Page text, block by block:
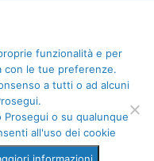
Sport Universitario - Via
- C.F. 80109270589
funzionalità e per
con le tue preferenze.
a tutti o ad alcuni
Prosegui o su qualunque
all'uso dei cookie